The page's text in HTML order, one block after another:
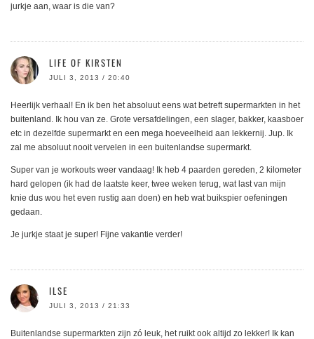
jurkje aan, waar is die van?
LIFE OF KIRSTEN
JULI 3, 2013 / 20:40
Heerlijk verhaal! En ik ben het absoluut eens wat betreft supermarkten in het
buitenland. Ik hou van ze. Grote versafdelingen, een slager, bakker, kaasboer
etc in dezelfde supermarkt en een mega hoeveelheid aan lekkernij. Jup. Ik
zal me absoluut nooit vervelen in een buitenlandse supermarkt.
Super van je workouts weer vandaag! Ik heb 4 paarden gereden, 2 kilometer
hard gelopen (ik had de laatste keer, twee weken terug, wat last van mijn
knie dus wou het even rustig aan doen) en heb wat buikspier oefeningen
gedaan.
Je jurkje staat je super! Fijne vakantie verder!
ILSE
JULI 3, 2013 / 21:33
Buitenlandse supermarkten zijn zó leuk, het ruikt ook altijd zo lekker! Ik kan